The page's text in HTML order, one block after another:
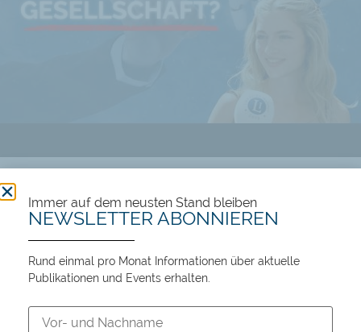
106 views
Immer auf dem neusten Stand bleiben
NEWSLETTER ABONNIEREN
Rund einmal pro Monat Informationen über aktuelle
Publikationen und Events erhalten.